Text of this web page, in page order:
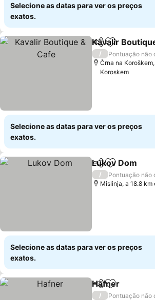
Selecione as datas para ver os preços
exatos.
PartilharAdicionar
Kavalir
/
Pontuação não
Črna na
Koroskem
Selecione as datas para ver os preços
exatos.
PartilharAdicionar
Lukov Dom
/
Pontuação não
Mislinja, a 18.8
Selecione as datas para ver os preços
exatos.
PartilharAdicionar
Hafner
/
Pontuação não